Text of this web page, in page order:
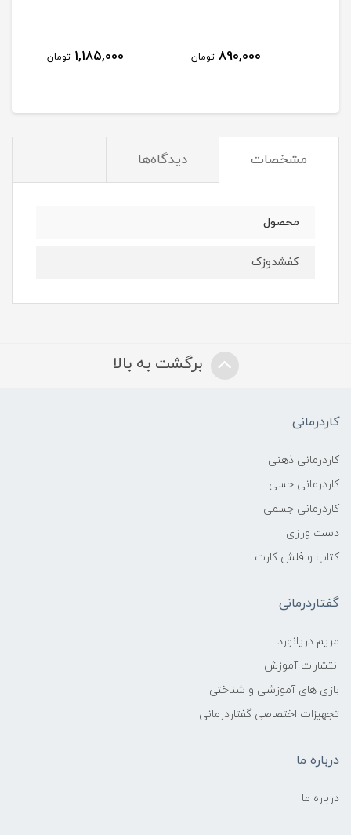
890,000 تومان 1,185,000 تومان
مشخصات دیدگاه‌ها
محصول
کفشدوزک
برگشت به بالا
کاردرمانی
کاردرمانی ذهنی
کاردرمانی حسی
کاردرمانی جسمی
دست ورزی
کتاب و فلش کارت
گفتاردرمانی
مریم دریانورد
انتشارات آموزش
بازی های آموزشی و شناختی
تجهیزات اختصاصی گفتاردرمانی
درباره ما
درباره ما